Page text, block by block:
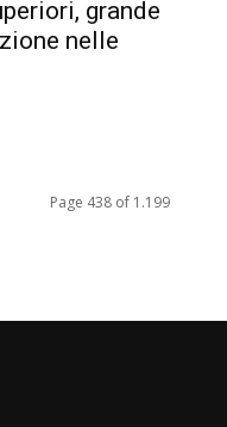
grande
nelle
Page 438 of 1.199